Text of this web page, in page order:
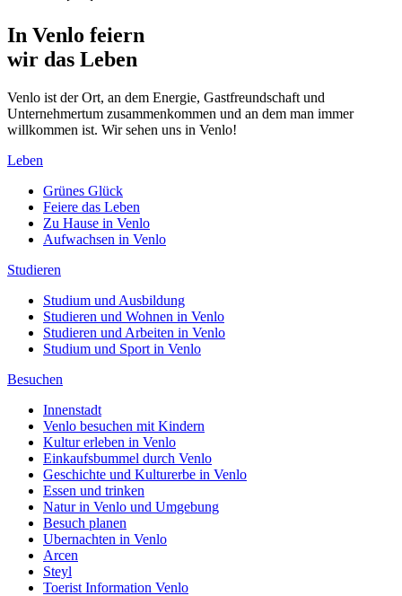
In Venlo feiern
wir das Leben
Venlo ist der Ort, an dem Energie, Gastfreundschaft und
Unternehmertum zusammenkommen und an dem man immer
willkommen ist. Wir sehen uns in Venlo!
Leben
Grünes Glück
Feiere das Leben
Zu Hause in Venlo
Aufwachsen in Venlo
Studieren
Studium und Ausbildung
Studieren und Wohnen in Venlo
Studieren und Arbeiten in Venlo
Studium und Sport in Venlo
Besuchen
Innenstadt
Venlo besuchen mit Kindern
Kultur erleben in Venlo
Einkaufsbummel durch Venlo
Geschichte und Kulturerbe in Venlo
Essen und trinken
Natur in Venlo und Umgebung
Besuch planen
Ubernachten in Venlo
Arcen
Steyl
Toerist Information Venlo